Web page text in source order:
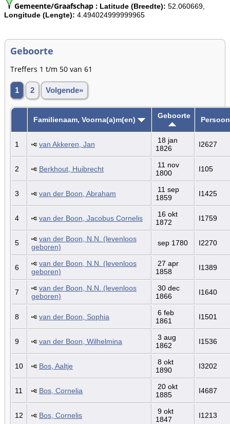
Gemeente/Graafschap : Latitude (Breedte): 52.060669,
Longitude (Lengte): 4.494024999999965
Geboorte
Treffers 1 t/m 50 van 61
1 2 Volgende»
Familienaam, Voorna(a)m(en) Geboorte
1 van Akkeren, Jan
18 jan
1826
I2627
2 Berkhout, Huibrecht
11 nov
1800
I105
3 van der Boon, Abraham
11 sep
1859
I1425
4 van der Boon, Jacobus Cornelis
16 okt
1872
I1759
5
van der Boon, N.N. (levenloos
geboren)
sep 1780 I2270
6
van der Boon, N.N. (levenloos
geboren)
27 apr
1858
I1389
7
van der Boon, N.N. (levenloos
geboren)
30 dec
1866
I1640
8 van der Boon, Sophia
6 feb
1861
I1501
9 van der Boon, Wilhelmina
3 aug
1862
I1536
10 Bos, Aaltje
8 okt
1890
I3202
11 Bos, Cornelia
20 okt
1885
I4687
12 Bos, Cornelis
9 okt
1847
I1213